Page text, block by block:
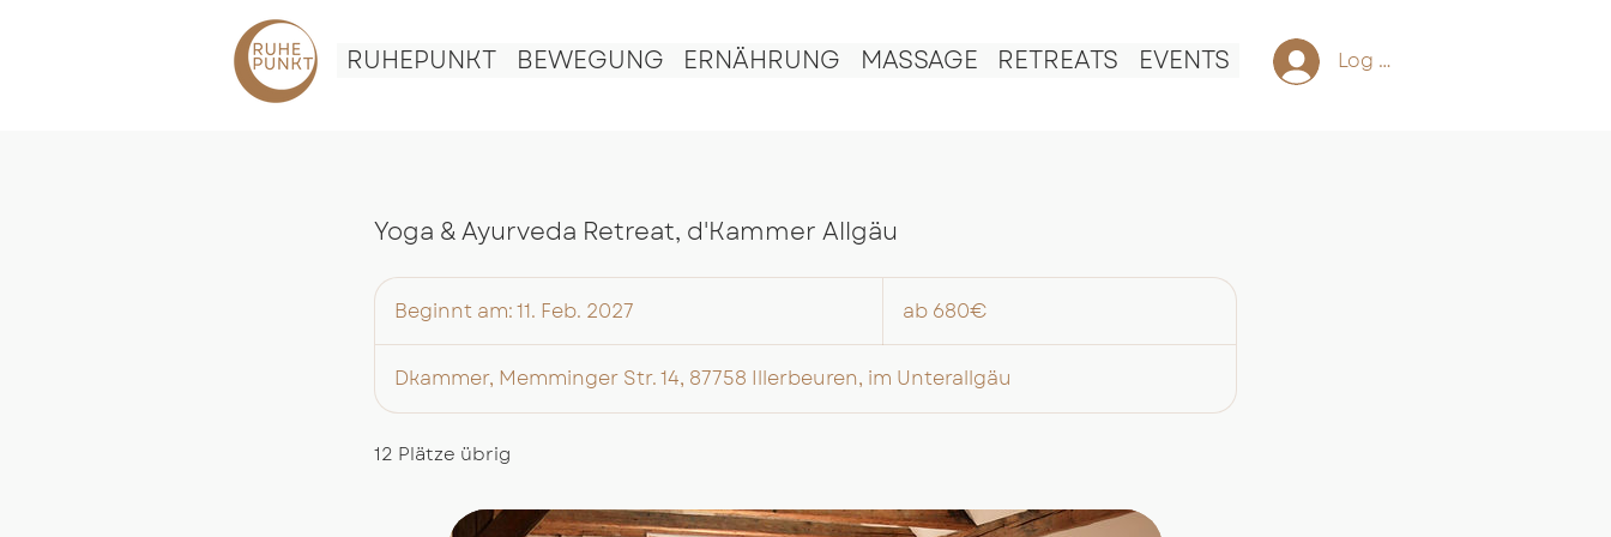
RUHEPUNKT BEWEGUNG ERNÄHRUNG MASSAGE RETREATS EVENTS Log In
Yoga & Ayurveda Retreat, d'Kammer Allgäu
Beginnt am: 11. Feb. 2027
e
g
a
ab 680€
Dkammer, Memminger Str. 14, 87758 Illerbeuren, im Unterallgäu
12 Plätze übrig